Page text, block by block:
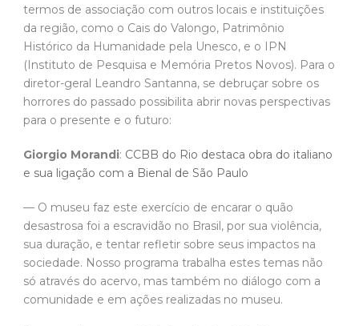
termos de associação com outros locais e instituições
da região, como o Cais do Valongo, Patrimônio
Histórico da Humanidade pela Unesco, e o IPN
(Instituto de Pesquisa e Memória Pretos Novos). Para o
diretor-geral Leandro Santanna, se debruçar sobre os
horrores do passado possibilita abrir novas perspectivas
para o presente e o futuro:
Giorgio Morandi: CCBB do Rio destaca obra do italiano
e sua ligação com a Bienal de São Paulo
— O museu faz este exercício de encarar o quão
desastrosa foi a escravidão no Brasil, por sua violência,
sua duração, e tentar refletir sobre seus impactos na
sociedade. Nosso programa trabalha estes temas não
só através do acervo, mas também no diálogo com a
comunidade e em ações realizadas no museu.